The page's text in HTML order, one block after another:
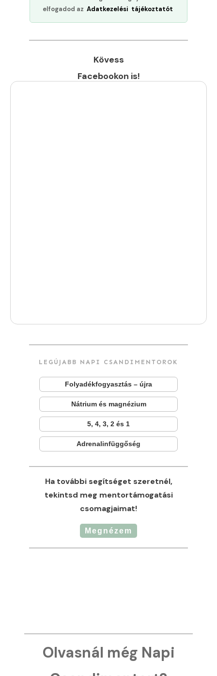
elfogadod az Adatkezelési tájékoztatót
Kövess
Facebookon is!
LEGÚJABB NAPI CSANDIMENTOROK
Folyadékfogyasztás – újra
Nátrium és magnézium
5, 4, 3, 2 és 1
Adrenalinfüggőség
Ha további segítséget szeretnél,
tekintsd meg mentortámogatási
csomagjaimat!
Megnézem
Olvasnál még Napi